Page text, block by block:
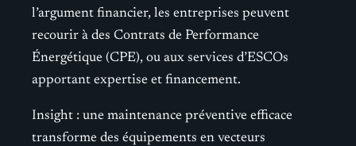
l’argument financier, les entreprises peuvent
recourir à des Contrats de Performance
Énergétique (CPE), ou aux services d’ESCOs
apportant expertise et financement.
Insight : une maintenance préventive efficace
transforme des équipements en vecteurs